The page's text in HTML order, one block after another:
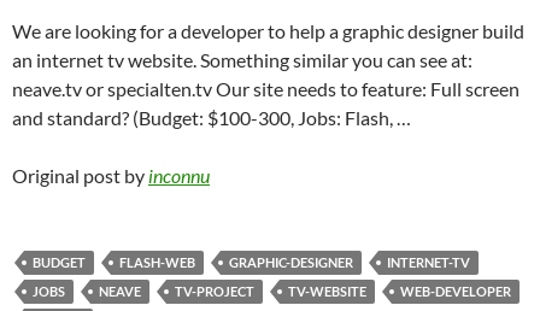
We are looking for a developer to help a graphic designer build
an internet tv website. Something similar you can see at:
neave.tv or specialten.tv Our site needs to feature: Full screen
and standard? (Budget: $100-300, Jobs: Flash, …
Original post by inconnu
BUDGET FLASH-WEB GRAPHIC-DESIGNER
INTERNET-TV
JOBS
NEAVE TV-PROJECT TV-WEBSITE
WEB-DEVELOPER